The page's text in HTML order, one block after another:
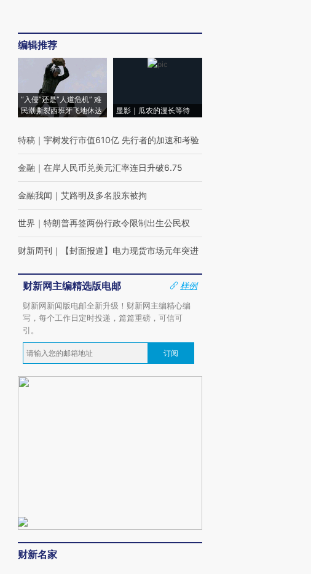
编辑推荐
“入侵”还是“人道危机” 难
民潮撕裂西班牙飞地休达
显影｜瓜农的漫长等待
特稿 ｜ 宇树发行市值610亿 先行者的加速和考验
金融 ｜ 在岸人民币兑美元汇率连日升破6.75
金融我闻 ｜ 艾路明及多名股东被拘
世界 ｜ 特朗普再签两份行政令限制出生公民权
财新周刊 ｜ 【封面报道】电力现货市场元年突进
财新网主编精选版电邮
样例
财新网新闻版电邮全新升级！财新网主编精心编
写，每个工作日定时投递，篇篇重磅，可信可
引。
订阅
财新名家